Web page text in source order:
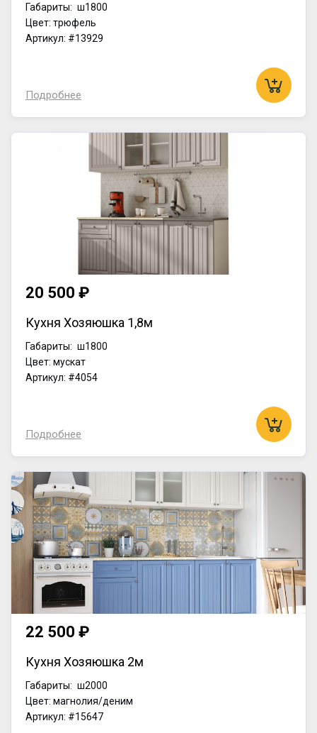
Габариты: ш1800
Цвет: трюфель
Артикул: #13929
Подробнее
20 500 ₽
Кухня Хозяюшка 1,8м
Габариты: ш1800
Цвет: мускат
Артикул: #4054
Подробнее
22 500 ₽
Кухня Хозяюшка 2м
Габариты: ш2000
Цвет: магнолия/деним
Артикул: #15647